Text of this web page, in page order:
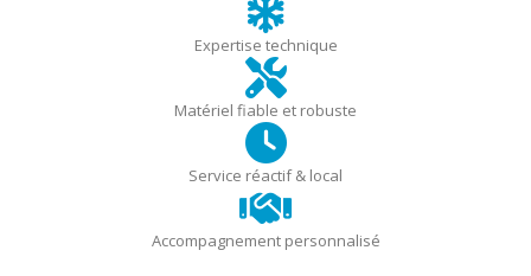
Expertise technique
Matériel fiable et robuste
Service réactif & local
Accompagnement personnalisé